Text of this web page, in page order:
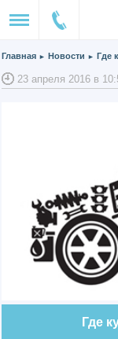
Главная ► Новости ► Где
23 апреля 2016 в
Где